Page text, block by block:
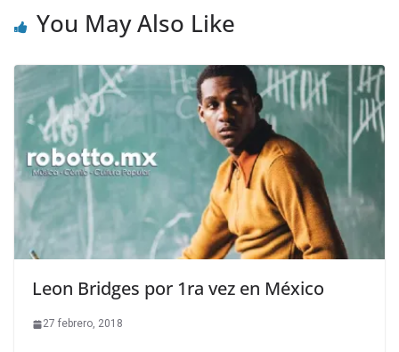
You May Also Like
Leon Bridges por 1ra vez en México
27 febrero, 2018